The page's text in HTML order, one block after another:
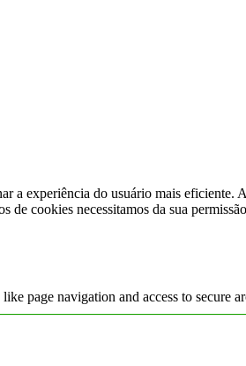
a experiência do usuário mais
de cookies necessitamos da sua
page navigation and access to